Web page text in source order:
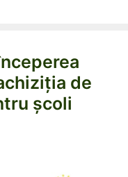
de
școli